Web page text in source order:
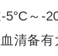
～-
清备